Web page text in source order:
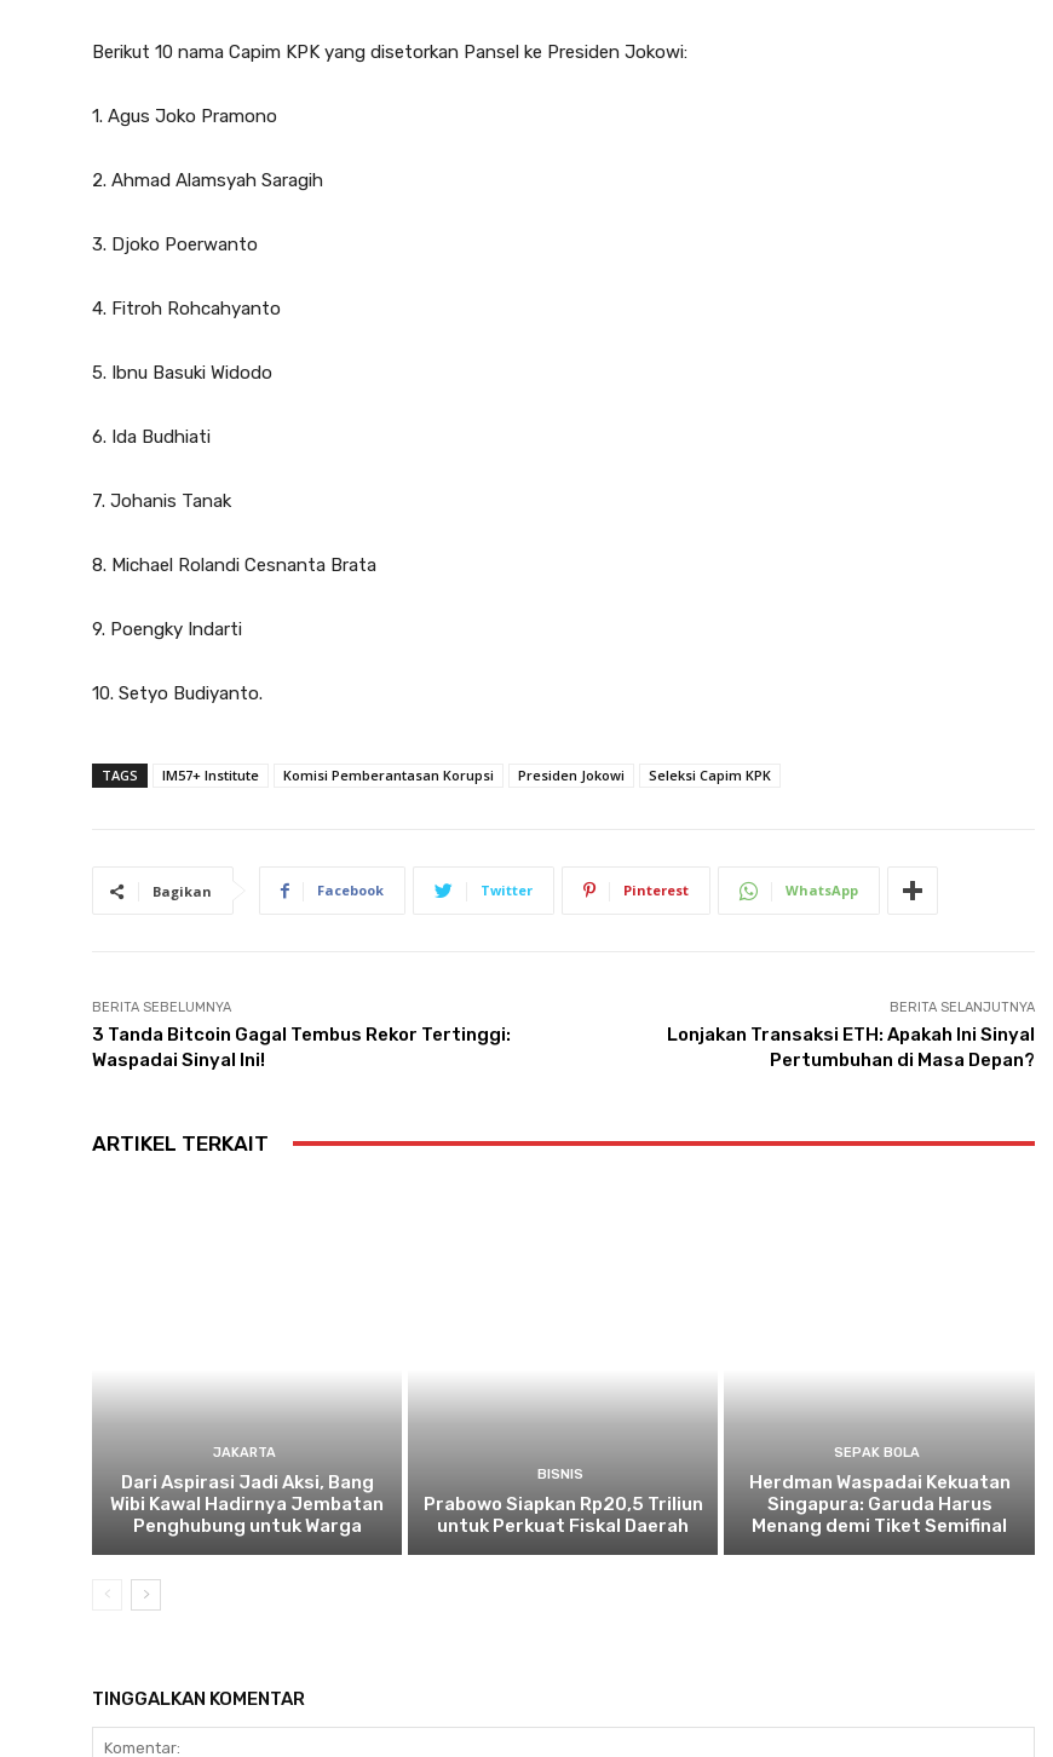
Berikut 10 nama Capim KPK yang disetorkan Pansel ke Presiden Jokowi:
1. Agus Joko Pramono
2. Ahmad Alamsyah Saragih
3. Djoko Poerwanto
4. Fitroh Rohcahyanto
5. Ibnu Basuki Widodo
6. Ida Budhiati
7. Johanis Tanak
8. Michael Rolandi Cesnanta Brata
9. Poengky Indarti
10. Setyo Budiyanto.
TAGS IM57+ Institute Komisi Pemberantasan Korupsi Presiden Jokowi Seleksi Capim KPK
Bagikan Facebook Twitter Pinterest WhatsApp
BERITA SEBELUMNYA
3 Tanda Bitcoin Gagal Tembus Rekor Tertinggi:
Waspadai Sinyal Ini!
BERITA SELANJUTNYA
Lonjakan Transaksi ETH: Apakah Ini Sinyal
Pertumbuhan di Masa Depan?
ARTIKEL TERKAIT
JAKARTA
Dari Aspirasi Jadi Aksi, Bang
Wibi Kawal Hadirnya Jembatan
Penghubung untuk Warga
BISNIS
Prabowo Siapkan Rp20,5 Triliun
untuk Perkuat Fiskal Daerah
SEPAK BOLA
Herdman Waspadai Kekuatan
Singapura: Garuda Harus
Menang demi Tiket Semifinal
TINGGALKAN KOMENTAR